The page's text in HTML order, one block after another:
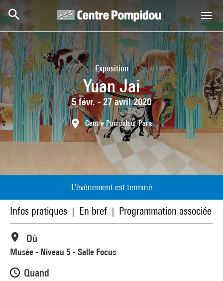
Aller au contenu principal
Exposition
Yuan Jai
5 févr. - 27 avril 2020
Centre Pompidou, Paris
L'événement est terminé
Infos pratiques En bref Programmation associée
Où
Musée - Niveau 5 - Salle Focus
Quand